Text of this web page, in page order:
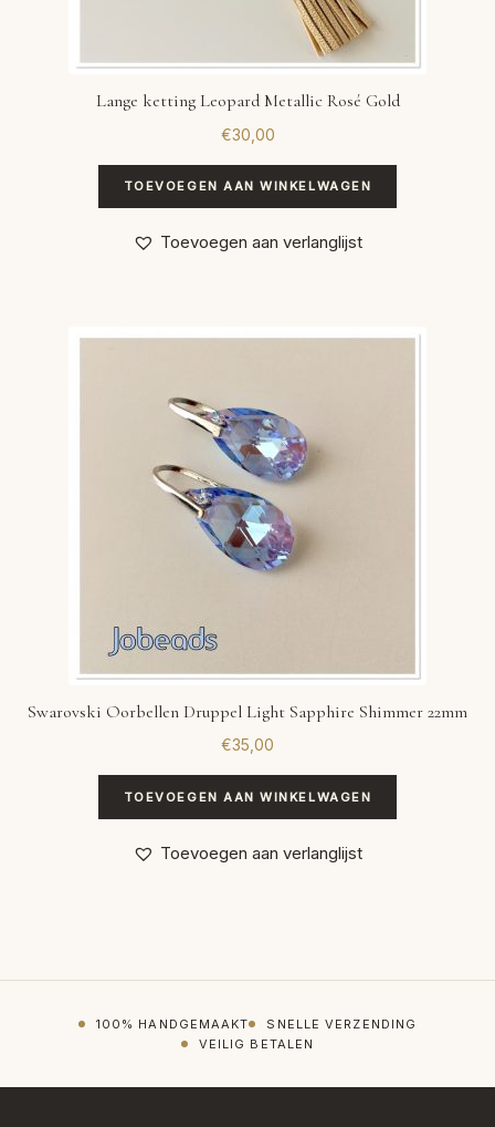
Lange ketting Leopard Metallic Rosé Gold
€30,00
TOEVOEGEN AAN WINKELWAGEN
Toevoegen aan verlanglijst
Swarovski Oorbellen Druppel Light Sapphire Shimmer 22mm
€35,00
TOEVOEGEN AAN WINKELWAGEN
Toevoegen aan verlanglijst
100% HANDGEMAAKT
SNELLE VERZENDING
VEILIG BETALEN